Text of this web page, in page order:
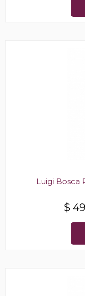
Luigi Bosca
$